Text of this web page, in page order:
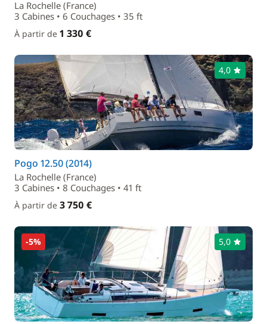
La Rochelle (France)
3 Cabines • 6 Couchages • 35 ft
À partir de 1 330 €
4,0
Pogo 12.50 (2014)
La Rochelle (France)
3 Cabines • 8 Couchages • 41 ft
À partir de 3 750 €
-5% 5,0